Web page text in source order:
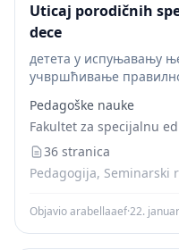
Uticaj porodičnih
dece
детета у испуњавању
учвршћивање
питањем ауторитета
атмосфере у
Pedagoške nauke
Fakultet za specijalnu
36 stranica
Pedagogija, Seminarski
Objavio arabellaaef·22.